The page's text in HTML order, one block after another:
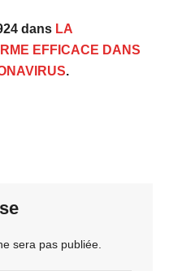
dans LA
EFFICACE DANS
.
sera pas publiée.